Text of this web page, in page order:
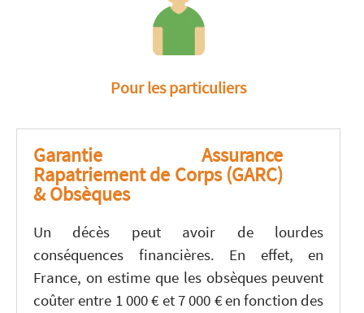
Pour les particuliers
Garantie Assurance
Rapatriement de Corps (GARC)
& Obsèques
Un décès peut avoir de lourdes
conséquences financières. En effet, en
France, on estime que les obsèques peuvent
coûter entre 1 000 € et 7 000 € en fonction des